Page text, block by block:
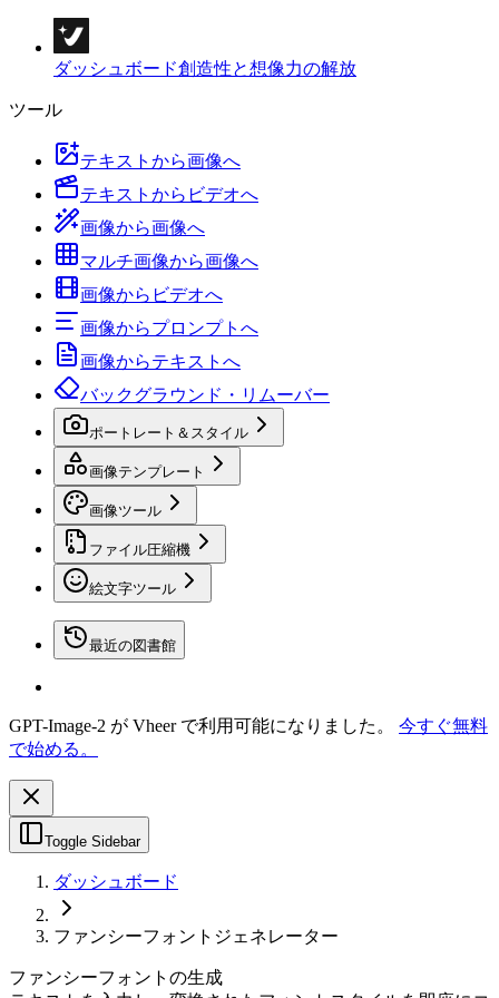
ダッシュボード創造性と想像力の解放
ツール
テキストから画像へ
テキストからビデオへ
画像から画像へ
マルチ画像から画像へ
画像からビデオへ
画像からプロンプトへ
画像からテキストへ
バックグラウンド・リムーバー
ポートレート＆スタイル
画像テンプレート
画像ツール
ファイル圧縮機
絵文字ツール
最近の図書館
GPT-Image-2 が Vheer で利用可能になりました。
今すぐ無料
で始める。
Toggle Sidebar
ダッシュボード
ファンシーフォントジェネレーター
ファンシーフォントの生成